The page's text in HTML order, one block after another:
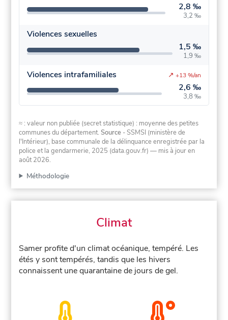
2,8 ‰
3,2 ‰
Violences sexuelles
1,5 ‰
1,9 ‰
Violences intrafamiliales
2,6 ‰
3,8 ‰
↗ +13 %/an
≈ : valeur non publiée (secret statistique) : moyenne des petites
communes du département.Source - SSMSI (ministère de
l'Intérieur), base communale de la délinquance enregistrée par la
police et la gendarmerie, 2025 (data.gouv.fr) — mis à jour en
août 2026.
Méthodologie
Climat
Samer profite d'un climat océanique, tempéré. Les
étés y sont tempérés, tandis que les hivers
connaissent une quarantaine de jours de gel.